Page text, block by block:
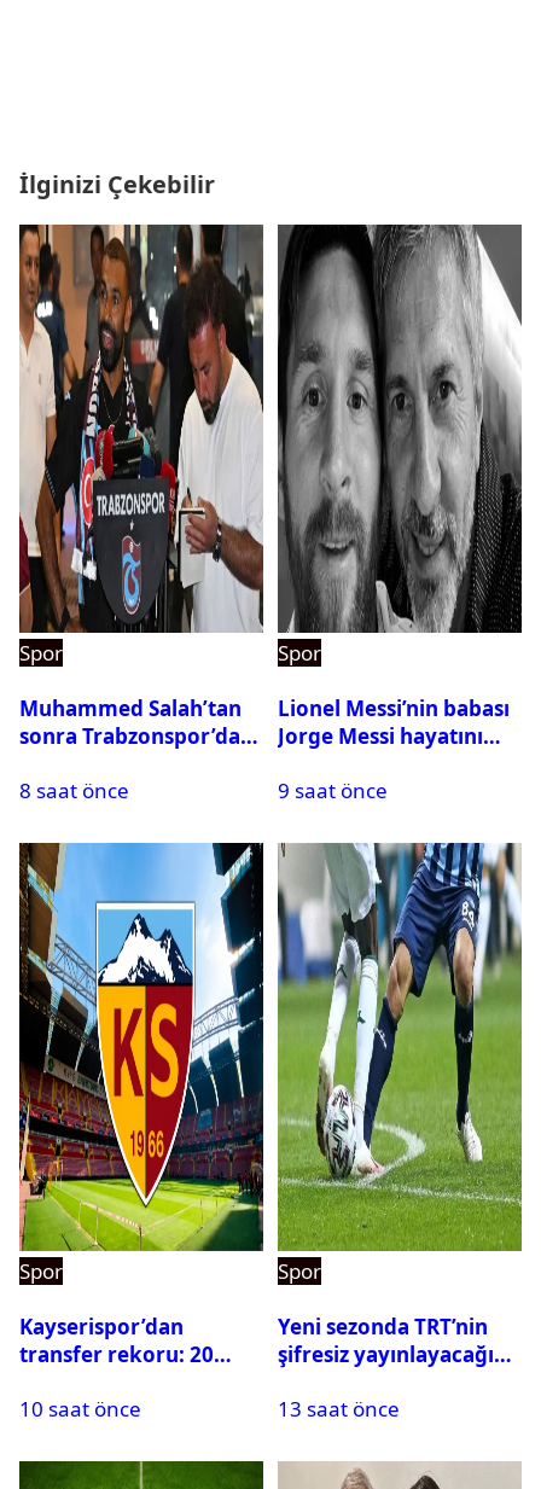
İlginizi Çekebilir
Spor
Muhammed Salah’tan
sonra Trabzonspor’dan
8 saat önce
Spor
Lionel Messi’nin babası
Jorge Messi hayatını
9 saat önce
Spor
Kayserispor’dan
transfer rekoru: 20
10 saat önce
Spor
Yeni sezonda TRT’nin
şifresiz yayınlayacağı
13 saat önce